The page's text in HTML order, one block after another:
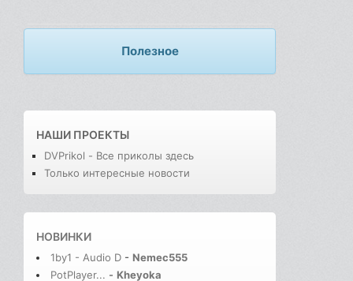
Полезное
НАШИ ПРОЕКТЫ
DVPrikol - Все приколы здесь
Только интересные новости
НОВИНКИ
1by1 - Audio D - Nemec555
PotPlayer... - Kheyoka